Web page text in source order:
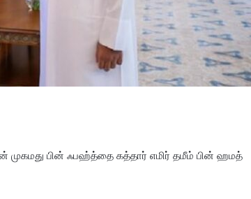
முகமது பின் ஃபஹ்த்தை கத்தார் எமிர் தமீம் பின் ஹமத்